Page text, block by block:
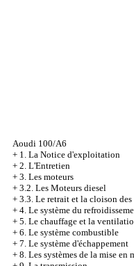
Aoudi 100/A6
+ 1. La Notice d'exploitation
+ 2. L'Entretien
+ 3. Les moteurs
+ 3.2. Les Moteurs diesel
+ 3.3. Le retrait et la cloison des
+ 4. Le système du
+ 5. Le chauffage et la
+ 6. Le système combustible
+ 7. Le système d'échappement
+ 8. Les systèmes de la mise